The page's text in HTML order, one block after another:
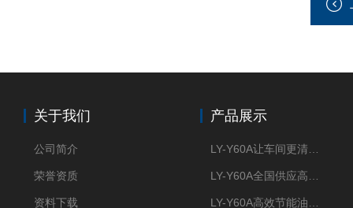
关于我们
公司简介
荣誉资质
资料下载
产品展示